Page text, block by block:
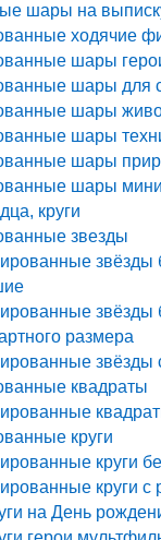
шары на
ходячие
шары
шары для
шары
шары
шары
шары
круги
звезды
звёзды
звёзды
размера
звёзды
квадраты
круги
круги
круги с
на День